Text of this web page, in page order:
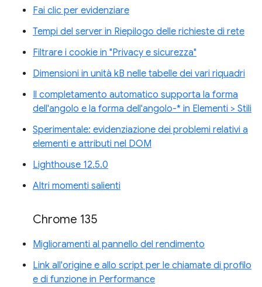
Fai clic per evidenziare
Tempi del server in Riepilogo delle richieste di rete
Filtrare i cookie in "Privacy e sicurezza"
Dimensioni in unità kB nelle tabelle dei vari riquadri
Il completamento automatico supporta la forma
dell'angolo e la forma dell'angolo-* in Elementi > Stili
Sperimentale: evidenziazione dei problemi relativi a
elementi e attributi nel DOM
Lighthouse 12.5.0
Altri momenti salienti
Chrome 135
Miglioramenti al pannello del rendimento
Link all'origine e allo script per le chiamate di profilo
e di funzione in Performance